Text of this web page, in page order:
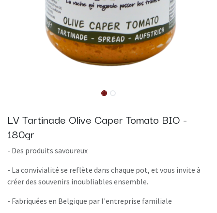
LV Tartinade Olive Caper Tomato BIO -
180gr
- Des produits savoureux
- La convivialité se reflète dans chaque pot, et vous invite à
créer des souvenirs inoubliables ensemble.
- Fabriquées en Belgique par l'entreprise familiale